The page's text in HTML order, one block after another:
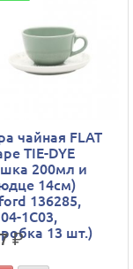
чайная FLAT
TIE-DYE
200мл и
14см)
136285,
1C03,
13 шт.)
р.